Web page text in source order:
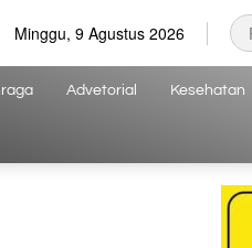
Minggu, 9 Agustus 2026
Advetorial Kesehatan